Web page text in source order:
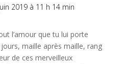
2019 à 11 h 14 min
l’amour que tu lui porte
maille après maille, rang
de ces merveilleux